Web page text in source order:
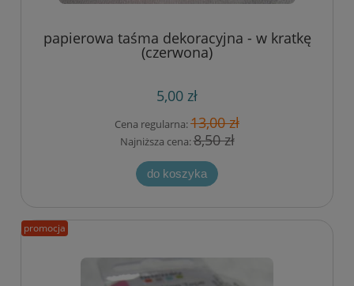
papierowa taśma dekoracyjna - w kratkę
(czerwona)
5,00 zł
Cena regularna:13,00 zł
Najniższa cena:8,50 zł
do koszyka
promocja